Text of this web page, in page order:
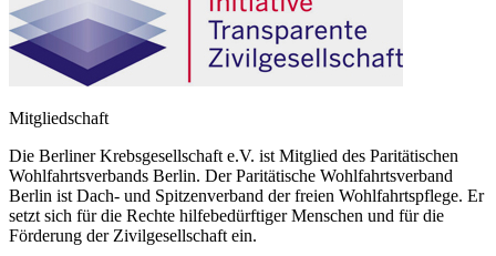
Mitgliedschaft
Die Berliner Krebsgesellschaft e.V. ist Mitglied des Paritätischen
Wohlfahrtsverbands Berlin. Der Paritätische Wohlfahrtsverband
Berlin ist Dach- und Spitzenverband der freien Wohlfahrtspflege. Er
setzt sich für die Rechte hilfebedürftiger Menschen und für die
Förderung der Zivilgesellschaft ein.